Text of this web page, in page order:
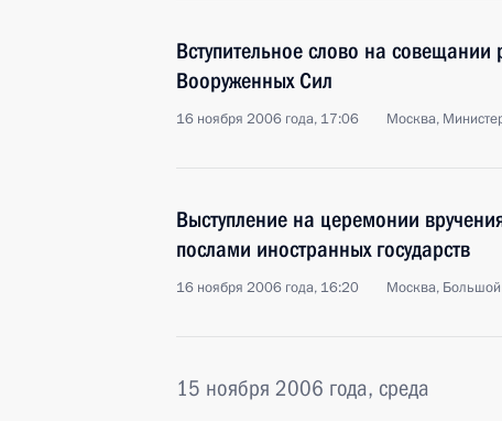
Вступительное слово на совещании
Вооруженных Сил
16 ноября 2006 года, 17:06 Москва,
Выступление на церемонии
послами иностранных государств
16 ноября 2006 года, 16:20 Москва,
15 ноября 2006 года, среда